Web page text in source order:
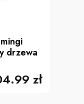
drzewa
zł